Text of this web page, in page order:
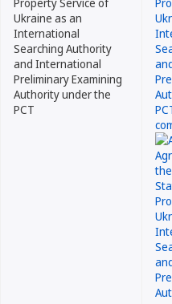
Ukraine as an
International
Searching Authority
and International
Preliminary Examining
Authority under the
PCT